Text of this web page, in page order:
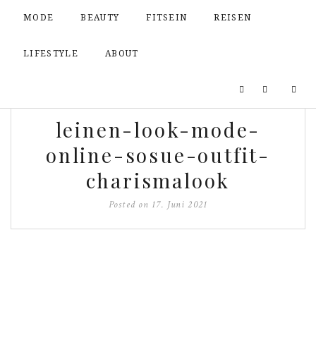
MODE BEAUTY FITSEIN REISEN
LIFESTYLE ABOUT
leinen-look-mode-
online-sosue-outfit-
charismalook
Posted on 17. Juni 2021